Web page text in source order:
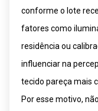
conforme o lote
fatores como
residência ou
influenciar na
tecido pareça mais
Por esse motivo,